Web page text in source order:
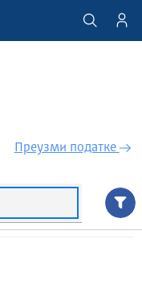
Преузми податкe